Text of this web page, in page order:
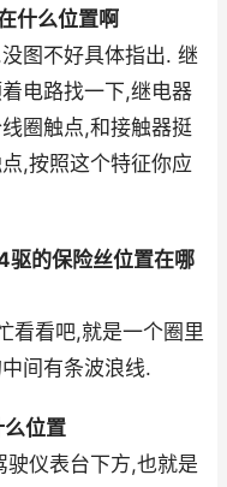
什么位置啊
图不好具体指出. 继
电路找一下,继电器
圈触点,和接触器挺
,按照这个特征你应
驱的保险丝位置在哪
看看吧,就是一个圈里
间有条波浪线.
位置
仪表台下方,也就是